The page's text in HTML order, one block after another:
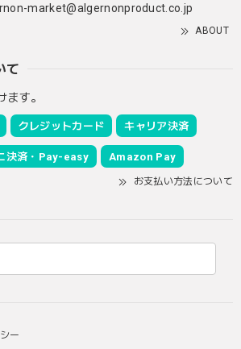
market@algernonproduct.co.jp
ABOUT
て
す。
クレジットカード キャリア決済
決済・Pay-easy Amazon Pay
お支払い方法について
ー